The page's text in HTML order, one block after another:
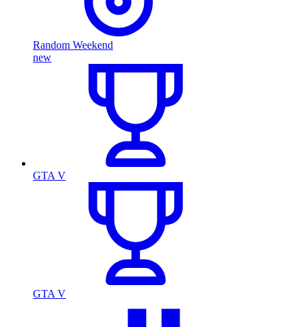
Random Weekend
new
GTA V
GTA V